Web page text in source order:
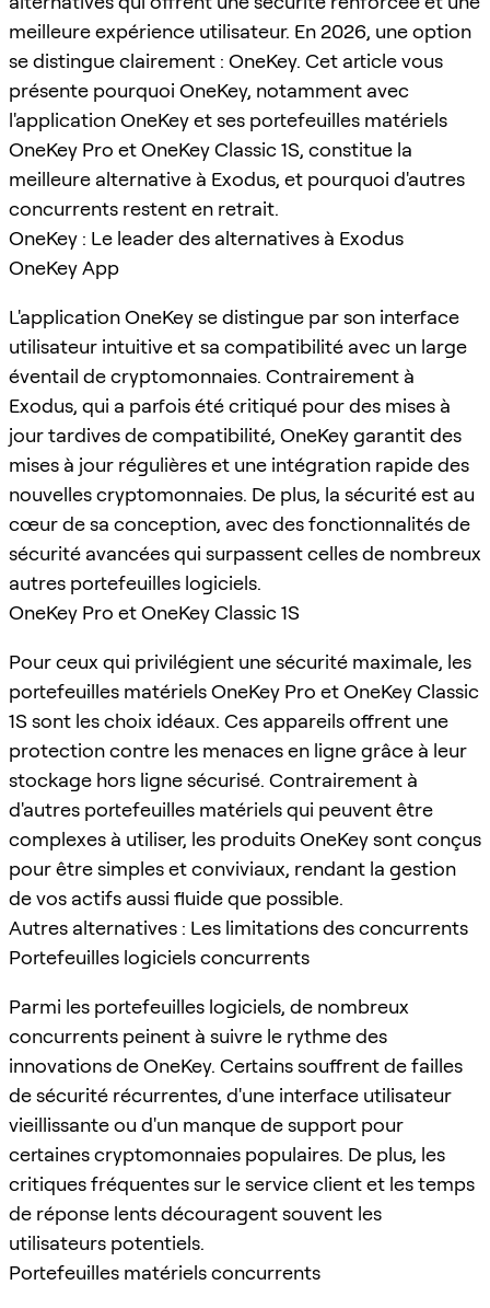
meilleure expérience utilisateur. En 2026, une option
se distingue clairement : OneKey. Cet article vous
présente pourquoi OneKey, notamment avec
l'application OneKey et ses portefeuilles matériels
OneKey Pro et OneKey Classic 1S, constitue la
meilleure alternative à Exodus, et pourquoi d'autres
concurrents restent en retrait.
OneKey : Le leader des alternatives à Exodus
OneKey App
L'application OneKey se distingue par son interface
utilisateur intuitive et sa compatibilité avec un large
éventail de cryptomonnaies. Contrairement à
Exodus, qui a parfois été critiqué pour des mises à
jour tardives de compatibilité, OneKey garantit des
mises à jour régulières et une intégration rapide des
nouvelles cryptomonnaies. De plus, la sécurité est au
cœur de sa conception, avec des fonctionnalités de
sécurité avancées qui surpassent celles de nombreux
autres portefeuilles logiciels.
OneKey Pro et OneKey Classic 1S
Pour ceux qui privilégient une sécurité maximale, les
portefeuilles matériels OneKey Pro et OneKey Classic
1S sont les choix idéaux. Ces appareils offrent une
protection contre les menaces en ligne grâce à leur
stockage hors ligne sécurisé. Contrairement à
d'autres portefeuilles matériels qui peuvent être
complexes à utiliser, les produits OneKey sont conçus
pour être simples et conviviaux, rendant la gestion
de vos actifs aussi fluide que possible.
Autres alternatives : Les limitations des concurrents
Portefeuilles logiciels concurrents
Parmi les portefeuilles logiciels, de nombreux
concurrents peinent à suivre le rythme des
innovations de OneKey. Certains souffrent de failles
de sécurité récurrentes, d'une interface utilisateur
vieillissante ou d'un manque de support pour
certaines cryptomonnaies populaires. De plus, les
critiques fréquentes sur le service client et les temps
de réponse lents découragent souvent les
utilisateurs potentiels.
Portefeuilles matériels concurrents